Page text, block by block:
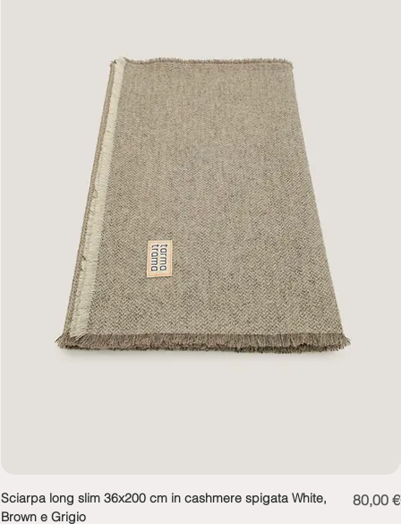
Sciarpa long slim 36x200 cm in cashmere spigata White,
Brown e Grigio
Prezzo
80,00 €